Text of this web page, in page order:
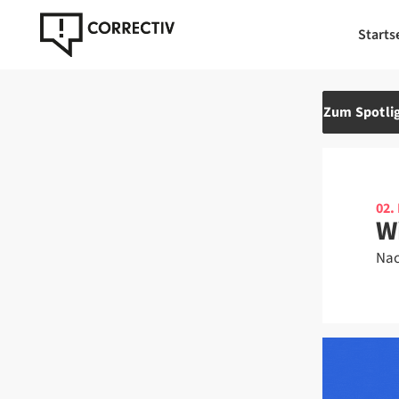
Zum
02.